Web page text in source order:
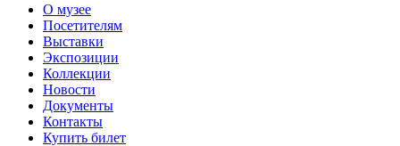
О музее
Посетителям
Выставки
Экспозиции
Коллекции
Новости
Документы
Контакты
Купить билет